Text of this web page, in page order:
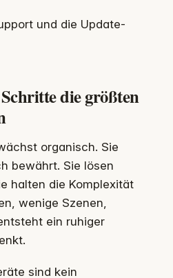
und die Update-
die größten
organisch. Sie
bewährt. Sie lösen
halten die Komplexität
wenige Szenen,
ein ruhiger
sind kein